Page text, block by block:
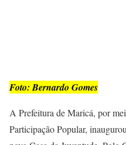
Foto: Bernardo Gomes
A Prefeitura de Maricá, por
Participação Popular,